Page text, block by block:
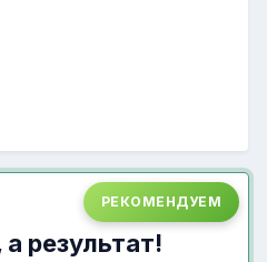
РЕКОМЕНДУЕМ
результат!